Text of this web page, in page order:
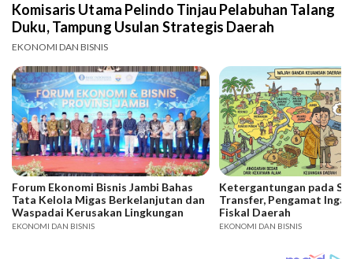
Komisaris Utama Pelindo Tinjau Pelabuhan Talang
Duku, Tampung Usulan Strategis Daerah
EKONOMI DAN BISNIS
Forum Ekonomi Bisnis Jambi Bahas
Tata Kelola Migas Berkelanjutan dan
Waspadai Kerusakan Lingkungan
EKONOMI DAN BISNIS
Ketergantungan pada
Transfer, Pengamat
Fiskal Daerah
EKONOMI DAN BISNIS